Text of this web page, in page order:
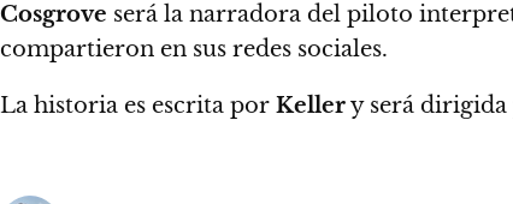
Cosgrove será la narradora del piloto
compartieron en sus redes sociales.
La historia es escrita por Kellery será